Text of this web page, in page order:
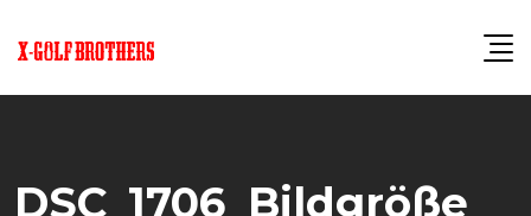
DSC_1706_Bildgröße